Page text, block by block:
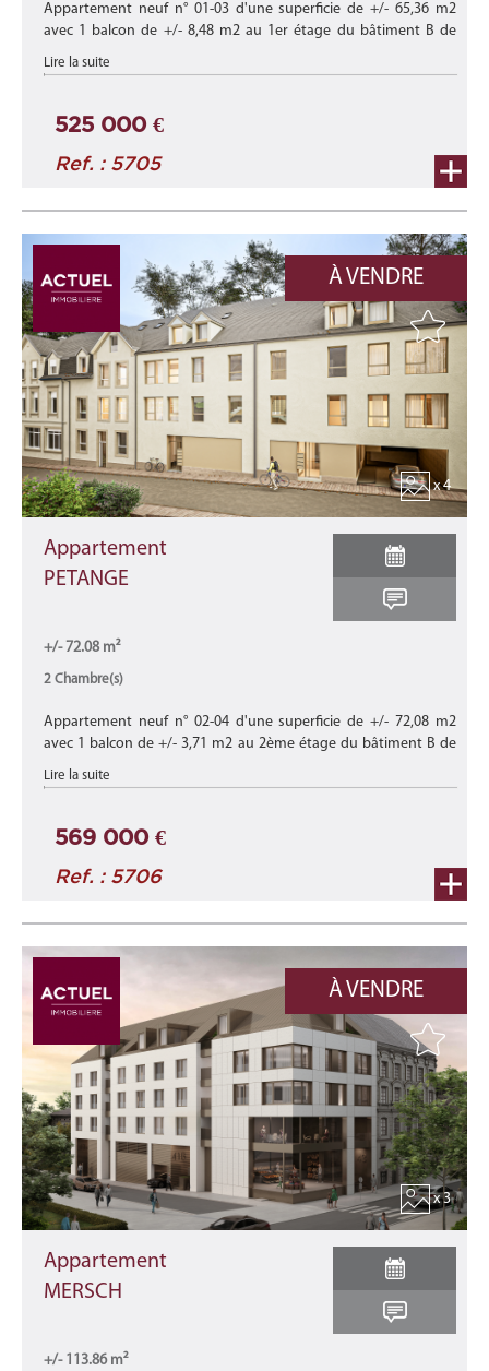
Appartement neuf n° 01-03 d'une superficie de +/- 65,36 m2
avec 1 balcon de +/- 8,48 m2 au 1er étage du bâtiment B de
cette nouvelle résidence "VALENTINA" en future construction en
plein centre d ...
Lire la suite
525 000 €
Ref. : 5705
À VENDRE
x 4
Appartement
PETANGE
+/- 72.08 m²
2 Chambre(s)
Appartement neuf n° 02-04 d'une superficie de +/- 72,08 m2
avec 1 balcon de +/- 3,71 m2 au 2ème étage du bâtiment B de
cette nouvelle résidence "VALENTINA" en future construction en
plein centre ...
Lire la suite
569 000 €
Ref. : 5706
À VENDRE
x 3
Appartement
MERSCH
+/- 113.86 m²